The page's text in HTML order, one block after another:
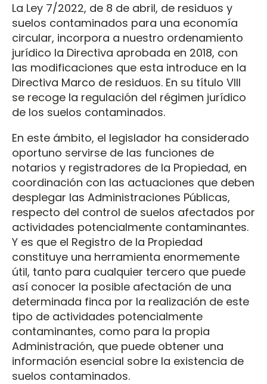
La Ley 7/2022, de 8 de abril, de residuos y
suelos contaminados para una economía
circular, incorpora a nuestro ordenamiento
jurídico la Directiva aprobada en 2018, con
las modificaciones que esta introduce en la
Directiva Marco de residuos. En su título VIII
se recoge la regulación del régimen jurídico
de los suelos contaminados.
En este ámbito, el legislador ha considerado
oportuno servirse de las funciones de
notarios y registradores de la Propiedad, en
coordinación con las actuaciones que deben
desplegar las Administraciones Públicas,
respecto del control de suelos afectados por
actividades potencialmente contaminantes.
Y es que el Registro de la Propiedad
constituye una herramienta enormemente
útil, tanto para cualquier tercero que puede
así conocer la posible afectación de una
determinada finca por la realización de este
tipo de actividades potencialmente
contaminantes, como para la propia
Administración, que puede obtener una
información esencial sobre la existencia de
suelos contaminados.